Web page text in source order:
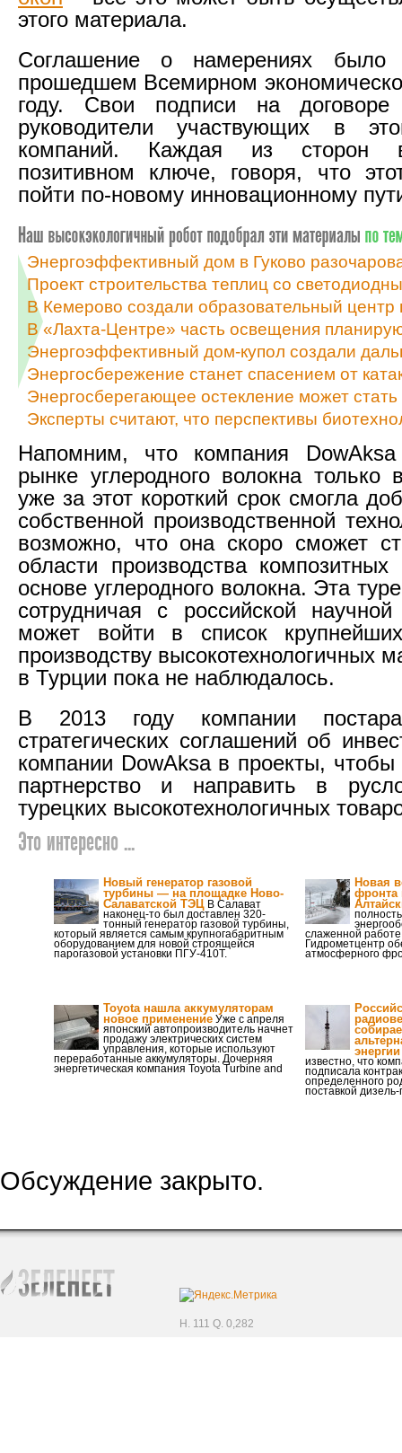
этого материала.
Соглашение о намерениях было
прошедшем Всемирном
году. Свои подписи на договоре
руководители участвующих в
компаний. Каждая из сторон
позитивном ключе, говоря, что
пойти по-новому инновационному
Энергоэффективный дом в Гуково
Проект строительства теплиц со
В Кемерово создали образовательный
В «Лахта-Центре» часть освещения
Энергоэффективный дом-купол создали
Энергосбережение станет спасением от
Энергосберегающее остекление может
Эксперты считают, что перспективы
Напомним, что компания
рынке углеродного волокна только
уже за этот короткий срок смогла
собственной производственной
возможно, что она скоро сможет
области производства
основе углеродного волокна. Эта
сотрудничая с российской
может войти в список
производству высокотехнологичных
в Турции пока не наблюдалось.
В 2013 году компании
стратегических соглашений об
компании DowAksa в проекты, чтобы
партнерство и направить в
турецких высокотехнологичных
Это интересно ...
Новый генератор газовой
турбины — на площадке Ново-
Салаватской ТЭЦ В Салават
наконец-то был доставлен 320-
тонный генератор газовой турбины,
который является самым крупногабаритным
оборудованием для новой строящейся
парогазовой установки ПГУ-410Т.
Новая
фронта
слаженной
Гидрометцентр
атмосферного
Toyota нашла аккумуляторам
новое применение Уже с апреля
японский автопроизводитель начнет
продажу электрических систем
управления, которые используют
переработанные аккумуляторы. Дочерняя
энергетическая компания Toyota Turbine and
энергии
известно, что
подписала
определенного
поставкой
Обсуждение закрыто.
H. 111 Q. 0,282